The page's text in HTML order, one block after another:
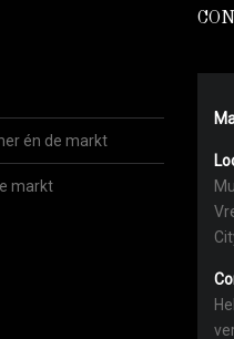
én de markt
markt